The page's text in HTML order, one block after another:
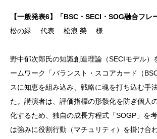
【一般発表6】「BSC・SECI・SOG融合フレ
松の緑 代表 松浪 榮 様
野中郁次郎氏の知識創造理論（SECIモデル）
ームワーク「バランスト・スコアカード（
スに知恵を組み込み、戦略に魂を打ち込む手
た。講演者は、評価指標の形骸化を防ぎ個人
化するため、独自の成長方程式「SOGP」を
は強みに役割行動（マチュリティ）を掛け合